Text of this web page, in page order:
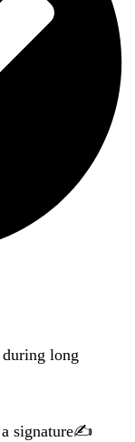
long
a signature✍️